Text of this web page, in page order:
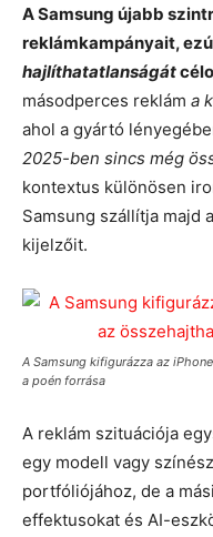
A Samsung újabb
reklámkampányait,
hajlíthatatlanságát
másodperces reklám a
ahol a gyártó
2025-ben sincs még
kontextus különösen
Samsung szállítja majd
kijelzőit.
A Samsung kifigurázza az
a poén forrása
A reklám szituációja
egy modell vagy
portfóliójához, de a
effektusokat és AI-